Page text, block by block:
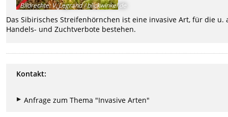
Bildrechte:V. Legrand / blickwinkel.de
Das Sibirisches Streifenhörnchen ist eine invasive Art, für die u.
Handels- und Zuchtverbote bestehen.
Kontakt:
Anfrage zum Thema "Invasive Arten"